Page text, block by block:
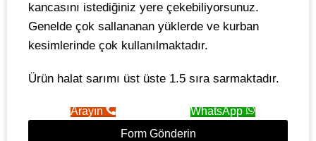
kancasını istediğiniz yere çekebiliyorsunuz.
Genelde çok sallananan yüklerde ve kurban
kesimlerinde çok kullanılmaktadır.
Ürün halat sarımı üst üste 1.5 sıra sarmaktadır.
Arayın
WhatsApp
Form Gönderin